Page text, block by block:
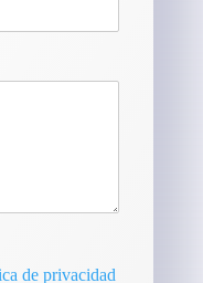
de privacidad